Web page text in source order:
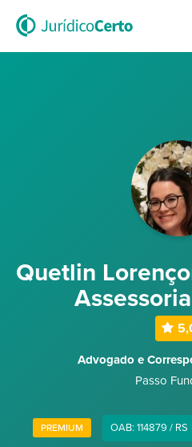
Quetlin
Advogado e
Passo
PREMIUM OAB: 114879 / RS